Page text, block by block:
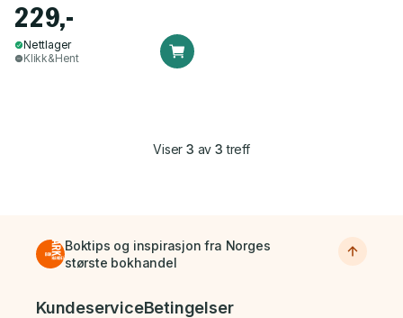
229,-
Nettlager
Klikk&Hent
Viser3 av 3 treff
Boktips og inspirasjon fra Norges
største bokhandel
Bunnmeny
KundeserviceBetingelser